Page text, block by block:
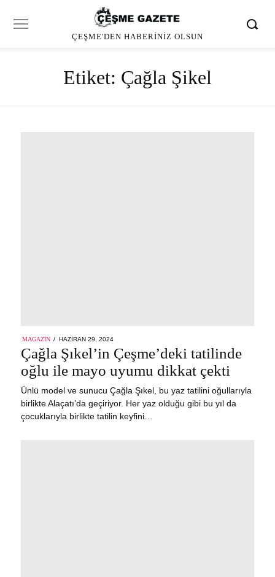
ÇEŞME'DEN HABERINIZ OLSUN
Etiket: Çağla Şikel
MAGAZIN
POSTED
ON
HAZIRAN 29, 2024
Çağla Şıkel’in Çeşme’deki tatilinde
oğlu ile mayo uyumu dikkat çekti
Ünlü model ve sunucu Çağla Şıkel, bu yaz tatilini oğullarıyla
birlikte Alaçatı’da geçiriyor. Her yaz olduğu gibi bu yıl da
çocuklarıyla birlikte tatilin keyfini…